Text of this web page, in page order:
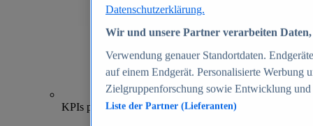
70+
KPIs pro Shop
Datenschutzerklärung.
Wir und unsere Partner verarbeiten
Verwendung genauer Standortdaten.
auf einem Endgerät. Personalisierte Werbung
Zielgruppenforschung sowie Entwicklung
Liste der Partner (Lieferanten)